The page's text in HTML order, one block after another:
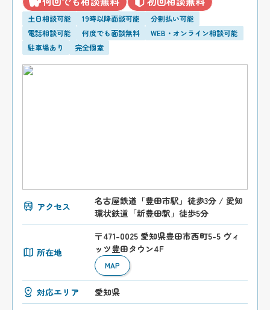
土日相談可能 19時以降面談可能
分割払い可能
電話相談可能
何度でも面談無料
WEB・オンライン相談可能
駐車場あり
完全個室
アクセス
名古屋鉄道「豊田市駅」徒歩3分 / 愛知
環状鉄道「新豊田駅」徒歩5分
所在地
〒471-0025 愛知県豊田市西町5-5 ヴィ
ッツ豊田タウン4F
MAP
対応エリア 愛知県